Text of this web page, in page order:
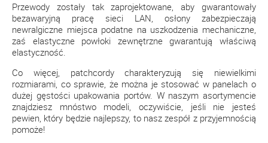
Przewody zostały tak zaprojektowane, aby gwarantowały
bezawaryjną pracę sieci LAN, osłony zabezpieczają
newralgiczne miejsca podatne na uszkodzenia mechaniczne,
zaś elastyczne powłoki zewnętrzne gwarantują właściwą
elastyczność.
Co więcej, patchcordy charakteryzują się niewielkimi
rozmiarami, co sprawie, że można je stosować w panelach o
dużej gęstości upakowania portów. W naszym asortymencie
znajdziesz mnóstwo modeli, oczywiście, jeśli nie jesteś
pewien, który będzie najlepszy, to nasz zespół z przyjemnością
pomoże!